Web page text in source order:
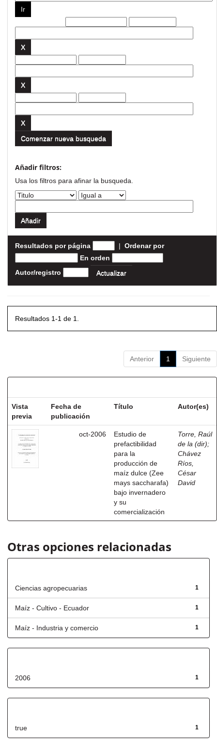
Comenzar nueva busqueda
Añadir filtros:
Usa los filtros para afinar la busqueda.
Resultados por página | Ordenar por
En orden
Autor/registro
Resultados 1-1 de 1.
Anterior 1 Siguiente
Vista
previa
Fecha de
publicación
Título Autor(es)
oct-2006
Estudio de
prefactibilidad
para la
producción de
maíz dulce (Zee
mays saccharafa)
bajo invernadero
y su
comercialización
Torre, Raúl
de la (dir);
Chávez
Ríos,
César
David
Otras opciones relacionadas
1
Ciencias agropecuarias
1
Maíz - Cultivo - Ecuador
1
Maíz - Industria y comercio
1
2006
1
true